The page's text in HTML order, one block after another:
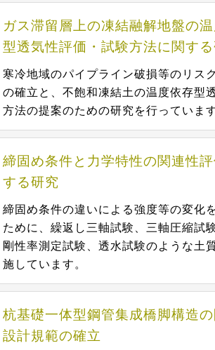
ガス滞留層上の凍結融解地盤の
型透気性評価・試験方法に関す
寒冷地域のパイプライン破損等のリス
の確立と、不飽和凍結土の温度依存型
方法の提案のための研究を行っていま
締固め条件と力学特性の関連性
する研究
締固め条件の違いによる強度等の変化
ために、繰返し三軸試験、三軸圧縮試
剛性率測定試験、透水試験のような土
施しています。
杭基礎一体型鋼管集成橋脚構造
設計規範の確立